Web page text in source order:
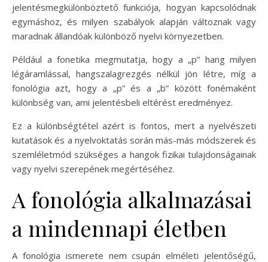
jelentésmegkülönböztető funkciója, hogyan kapcsolódnak
egymáshoz, és milyen szabályok alapján változnak vagy
maradnak állandóak különböző nyelvi környezetben.
Például a fonetika megmutatja, hogy a „p” hang milyen
légáramlással, hangszalagrezgés nélkül jön létre, míg a
fonológia azt, hogy a „p” és a „b” között fonémaként
különbség van, ami jelentésbeli eltérést eredményez.
Ez a különbségtétel azért is fontos, mert a nyelvészeti
kutatások és a nyelvoktatás során más-más módszerek és
szemléletmód szükséges a hangok fizikai tulajdonságainak
vagy nyelvi szerepének megértéséhez.
A fonológia alkalmazásai
a mindennapi életben
A fonológia ismerete nem csupán elméleti jelentőségű,